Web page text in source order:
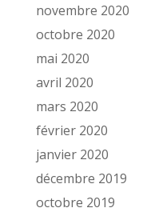
novembre 2020
octobre 2020
mai 2020
avril 2020
mars 2020
février 2020
janvier 2020
décembre 2019
octobre 2019